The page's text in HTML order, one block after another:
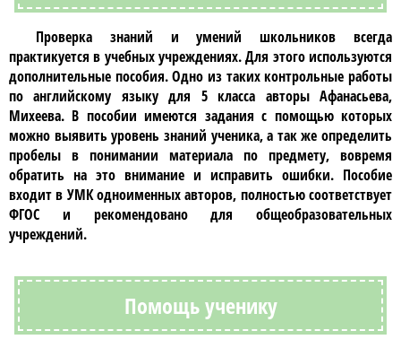
Проверка знаний и умений школьников всегда
практикуется в учебных учреждениях. Для этого используются
дополнительные пособия. Одно из такихконтрольные работы
по английскому языку для 5 класса авторы Афанасьева,
Михеева. В пособии имеются задания с помощью которых
можно выявить уровень знаний ученика, а так же определить
пробелы в понимании материала по предмету, вовремя
обратить на это внимание и исправить ошибки. Пособие
входит в УМК одноименных авторов, полностью соответствует
ФГОС и рекомендовано для общеобразовательных
учреждений.
Помощь ученику